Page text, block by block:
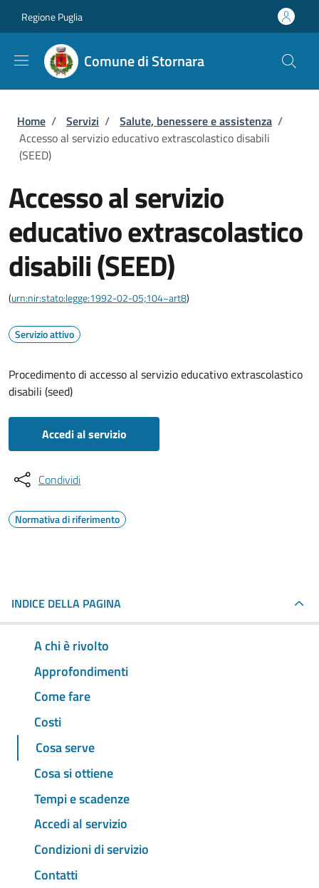
Regione Puglia
Comune di Stornara
Briciole di pane
Home / Servizi / Salute, benessere e assistenza /
Accesso al servizio educativo extrascolastico disabili
(SEED)
Accesso al servizio
educativo extrascolastico
disabili (SEED)
(urn:nir:stato:legge:1992-02-05;104~art8)
Servizio attivo
Procedimento di accesso al servizio educativo extrascolastico
disabili (seed)
Accedi al servizio
Condividi
Normativa di riferimento
INDICE DELLA PAGINA
A chi è rivolto
Approfondimenti
Come fare
Costi
Cosa serve
Cosa si ottiene
Tempi e scadenze
Accedi al servizio
Condizioni di servizio
Contatti